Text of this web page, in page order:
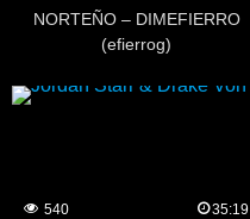
NORTEÑO – DIMEFIERRO
(efierrog)
540
35:19